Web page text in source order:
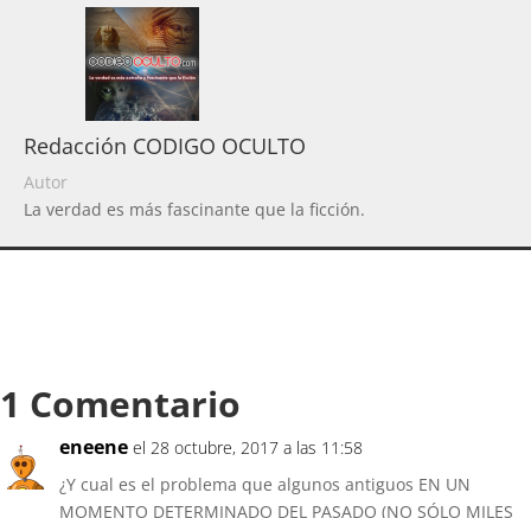
Redacción CODIGO OCULTO
Autor
La verdad es más fascinante que la ficción.
1 Comentario
eneene el 28 octubre, 2017 a las 11:58
¿Y cual es el problema que algunos antiguos EN UN
MOMENTO DETERMINADO DEL PASADO (NO SÓLO MILES